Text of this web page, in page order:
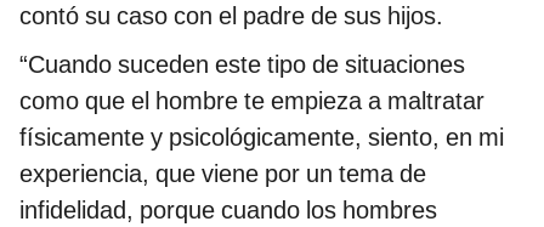
contó su caso con el padre de sus hijos.
“Cuando suceden este tipo de situaciones
como que el hombre te empieza a maltratar
físicamente y psicológicamente, siento, en mi
experiencia, que viene por un tema de
infidelidad, porque cuando los hombres